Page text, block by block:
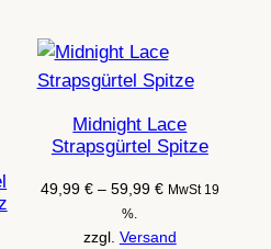
Midnight Lace
Strapsgürtel Spitze
49,99 € – 59,99 €Preisspanne:
bis
MwSt 19
%.
zzgl. Versand